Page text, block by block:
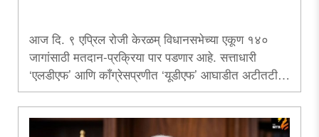
आज दि. ९ एप्रिल रोजी केरळम् विधानसभेच्या एकूण १४०
जागांसाठी मतदान-प्रक्रिया पार पडणार आहे. सत्ताधारी
‘एलडीएफ’ आणि काँग्रेसप्रणीत ‘यूडीएफ’ आघाडीत अटीतटीची
लढाई रंगणार असली, तरी भाजपनेही यंदा प्रचारात मोठी मुसंडी
मारलेली दिसते. त्यानिमित्ताने थेट केरळम्मधून तेथील
जनमानसाचा कानोसा घेणारा हा लेख.....